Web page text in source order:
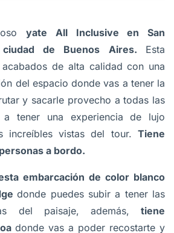
yate All Inclusive en San
de Buenos Aires. Esta
de alta calidad con una
del espacio donde vas a tener la
y sacarle provecho a todas las
a tener una experiencia de lujo
increíbles vistas del tour. Tiene
a bordo.
embarcación de color blanco
donde puedes subir a tener las
del paisaje, además, tiene
donde vas a poder recostarte y